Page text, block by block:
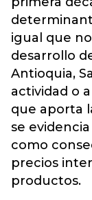
igual que
desarrollo
Antioquia,
actividad o
que aporta
se
como
precios
productos.